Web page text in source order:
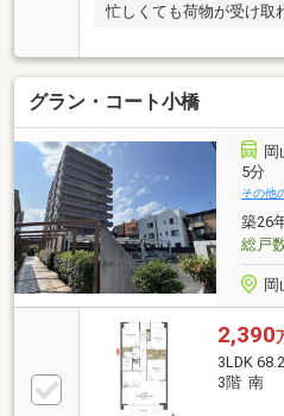
忙しくても荷物が受け取
収納スペース付■【ペッ
緒に暮らせるマンション
洗濯も快適周辺環境●岡
ｍ（徒歩20分）●おかや
ｍ（徒歩15分）●天満屋
ｍ（徒歩12分）●心臓病
ｍ（徒歩13分）●ファミ
店まで約240ｍ（徒歩3分
グラン・コート小橋
5分
その他
築26
総戸
岡
2,390
3LDK
3階 南